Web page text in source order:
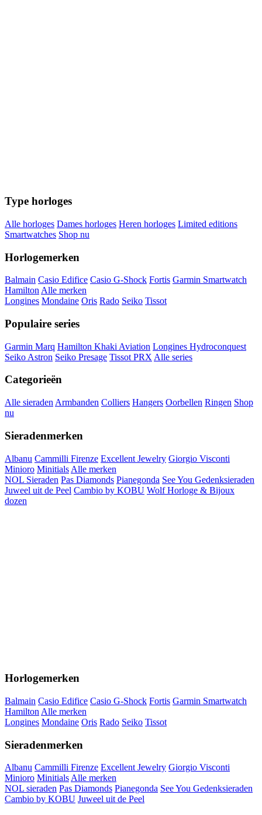
Type horloges
Alle horloges Dames horloges Heren horloges Limited editions
Smartwatches Shop nu
Horlogemerken
Balmain Casio Edifice Casio G-Shock Fortis Garmin Smartwatch
Hamilton Alle merken
Longines Mondaine Oris Rado Seiko Tissot
Populaire series
Garmin Marq Hamilton Khaki Aviation Longines Hydroconquest
Seiko Astron Seiko Presage Tissot PRX Alle series
Categorieën
Alle sieraden Armbanden Colliers Hangers Oorbellen Ringen Shop
nu
Sieradenmerken
Albanu Cammilli Firenze Excellent Jewelry Giorgio Visconti
Minioro Minitials Alle merken
NOL Sieraden Pas Diamonds Pianegonda See You Gedenksieraden
Juweel uit de Peel Cambio by KOBU Wolf Horloge & Bijoux
dozen
Horlogemerken
Balmain Casio Edifice Casio G-Shock Fortis Garmin Smartwatch
Hamilton Alle merken
Longines Mondaine Oris Rado Seiko Tissot
Sieradenmerken
Albanu Cammilli Firenze Excellent Jewelry Giorgio Visconti
Minioro MinitialsAlle merken
NOL sieraden Pas Diamonds Pianegonda See You Gedenksieraden
Cambio by KOBU Juweel uit de Peel